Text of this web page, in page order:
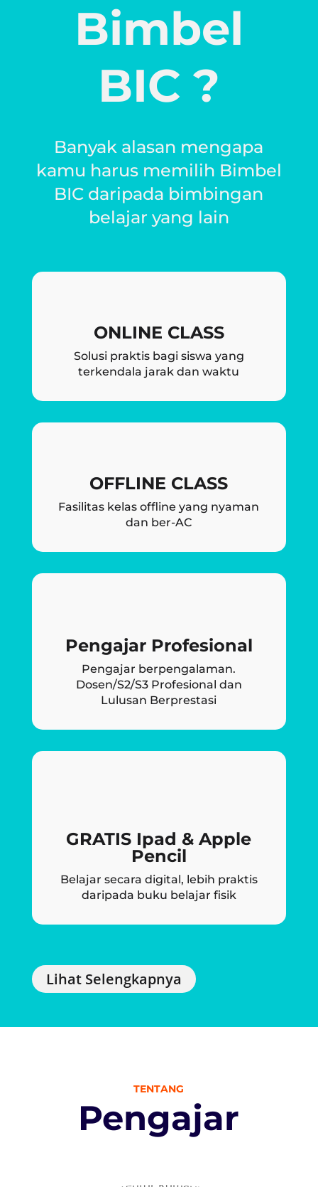
Bimbel
BIC ?
Banyak alasan mengapa
kamu harus memilih Bimbel
BIC daripada bimbingan
belajar yang lain
ONLINE CLASS
Solusi praktis bagi siswa yang
terkendala jarak dan waktu
OFFLINE CLASS
Fasilitas kelas offline yang nyaman
dan ber-AC
Pengajar Profesional
Pengajar berpengalaman.
Dosen/S2/S3 Profesional dan
Lulusan Berprestasi
GRATIS Ipad & Apple
Pencil
Belajar secara digital, lebih praktis
daripada buku belajar fisik
Lihat Selengkapnya
TENTANG
Pengajar